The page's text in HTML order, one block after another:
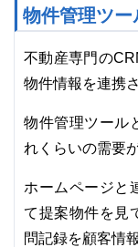
物件管理ツー
不動産専門の
物件情報を連携
物件管理ツール
れくらいの需要
ホームページと
て提案物件を見
問記録を顧客情